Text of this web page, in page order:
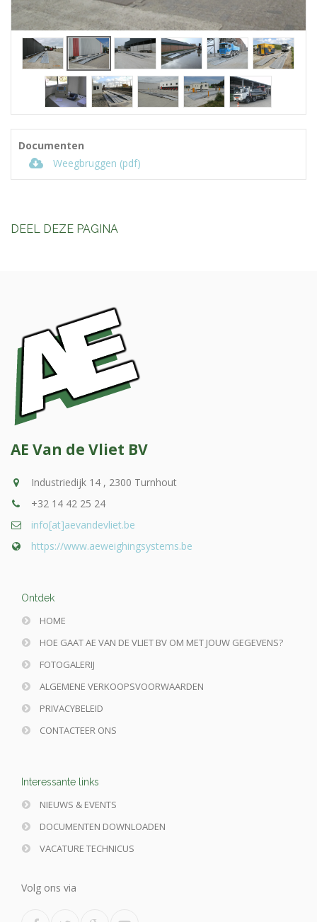
Documenten
Weegbruggen (pdf)
DEEL DEZE PAGINA
AE Van de Vliet BV
Industriedijk 14 , 2300 Turnhout
+32 14 42 25 24
info[at]aevandevliet.be
https://www.aeweighingsystems.be
Ontdek
HOME
HOE GAAT AE VAN DE VLIET BV OM MET JOUW GEGEVENS?
FOTOGALERIJ
ALGEMENE VERKOOPSVOORWAARDEN
PRIVACYBELEID
CONTACTEER ONS
Interessante links
NIEUWS & EVENTS
DOCUMENTEN DOWNLOADEN
VACATURE TECHNICUS
Volg ons via